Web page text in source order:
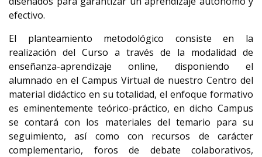
efectivo.
El planteamiento metodológico consiste en la
realización del Curso a través de la modalidad de
enseñanza-aprendizaje online, disponiendo el
alumnado en el Campus Virtual de nuestro Centro del
material didáctico en su totalidad, el enfoque formativo
es eminentemente teórico-práctico, en dicho Campus
se contará con los materiales del temario para su
seguimiento, así como con recursos de carácter
complementario, foros de debate colaborativos,